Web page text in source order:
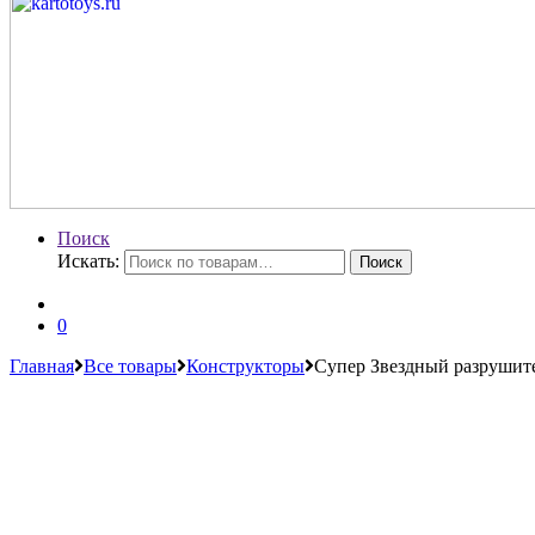
Поиск
Искать:
Поиск
0
Главная Все товары Конструкторы Супер Звездный